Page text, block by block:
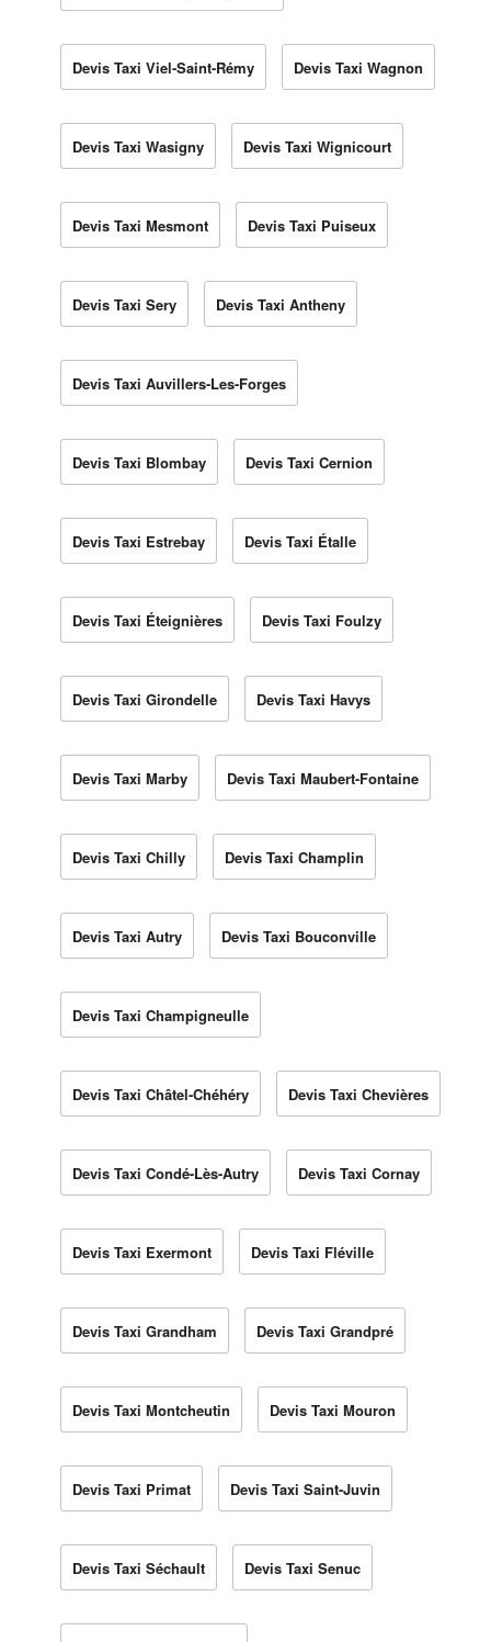
Devis Taxi Viel-Saint-Rémy Devis Taxi Wagnon
Devis Taxi Wasigny Devis Taxi Wignicourt
Devis Taxi Mesmont Devis Taxi Puiseux
Devis Taxi Sery Devis Taxi Antheny
Devis Taxi Auvillers-Les-Forges
Devis Taxi Blombay Devis Taxi Cernion
Devis Taxi Estrebay Devis Taxi Étalle
Devis Taxi Éteignières Devis Taxi Foulzy
Devis Taxi Girondelle Devis Taxi Havys
Devis Taxi Marby Devis Taxi Maubert-Fontaine
Devis Taxi Chilly Devis Taxi Champlin
Devis Taxi Autry Devis Taxi Bouconville
Devis Taxi Champigneulle
Devis Taxi Châtel-Chéhéry Devis Taxi Chevières
Devis Taxi Condé-Lès-Autry Devis Taxi Cornay
Devis Taxi Exermont Devis Taxi Fléville
Devis Taxi Grandham Devis Taxi Grandpré
Devis Taxi Montcheutin Devis Taxi Mouron
Devis Taxi Primat Devis Taxi Saint-Juvin
Devis Taxi Séchault Devis Taxi Senuc